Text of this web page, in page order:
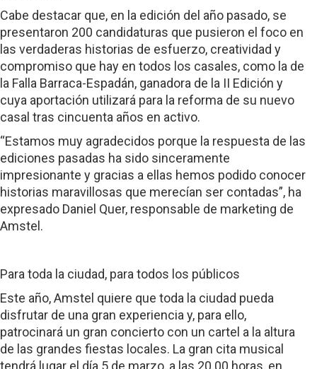
Cabe destacar que, en la edición del año pasado, se
presentaron 200 candidaturas que pusieron el foco en
las verdaderas historias de esfuerzo, creatividad y
compromiso que hay en todos los casales, como la de
la Falla Barraca-Espadán, ganadora de la II Edición y
cuya aportación utilizará para la reforma de su nuevo
casal tras cincuenta años en activo.
“Estamos muy agradecidos porque la respuesta de las
ediciones pasadas ha sido sinceramente
impresionante y gracias a ellas hemos podido conocer
historias maravillosas que merecían ser contadas”, ha
expresado Daniel Quer, responsable de marketing de
Amstel.
Para toda la ciudad, para todos los públicos
Este año, Amstel quiere que toda la ciudad pueda
disfrutar de una gran experiencia y, para ello,
patrocinará un gran concierto con un cartel a la altura
de las grandes fiestas locales. La gran cita musical
tendrá lugar el día 5 de marzo, a las 20.00 horas, en